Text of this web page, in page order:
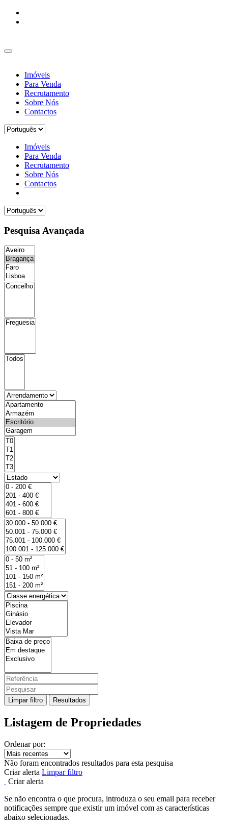
Imóveis
Para Venda
Recrutamento
Sobre Nós
Contactos
Imóveis
Para Venda
Recrutamento
Sobre Nós
Contactos
Pesquisa Avançada
Limpar filtro Resultados
Listagem de Propriedades
Ordenar por:
Não foram encontrados resultados para esta pesquisa
Criar alerta Limpar filtro
Criar alerta
Se não encontra o que procura, introduza o seu email para receber
notificações sempre que existir um imóvel com as características
abaixo selecionadas.